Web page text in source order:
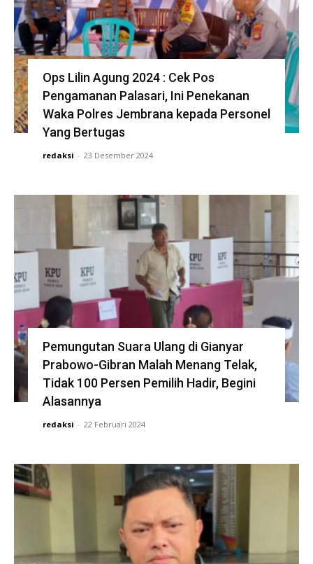
Ops Lilin Agung 2024 : Cek Pos
Pengamanan Palasari, Ini Penekanan
Waka Polres Jembrana kepada Personel
Yang Bertugas
redaksi - 23 Desember 2024
Pemungutan Suara Ulang di Gianyar
Prabowo-Gibran Malah Menang Telak,
Tidak 100 Persen Pemilih Hadir, Begini
Alasannya
redaksi - 22 Februari 2024